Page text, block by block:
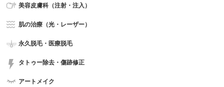
美容皮膚科（注射・注入）
肌の治療（光・レーザー）
永久脱毛・医療脱毛
タトゥー除去・傷跡修正
アートメイク